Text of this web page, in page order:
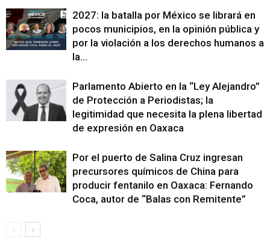
2027: la batalla por México se librará en
pocos municipios, en la opinión pública y
por la violación a los derechos humanos a
la...
Parlamento Abierto en la “Ley Alejandro”
de Protección a Periodistas; la
legitimidad que necesita la plena libertad
de expresión en Oaxaca
Por el puerto de Salina Cruz ingresan
precursores químicos de China para
producir fentanilo en Oaxaca: Fernando
Coca, autor de “Balas con Remitente”